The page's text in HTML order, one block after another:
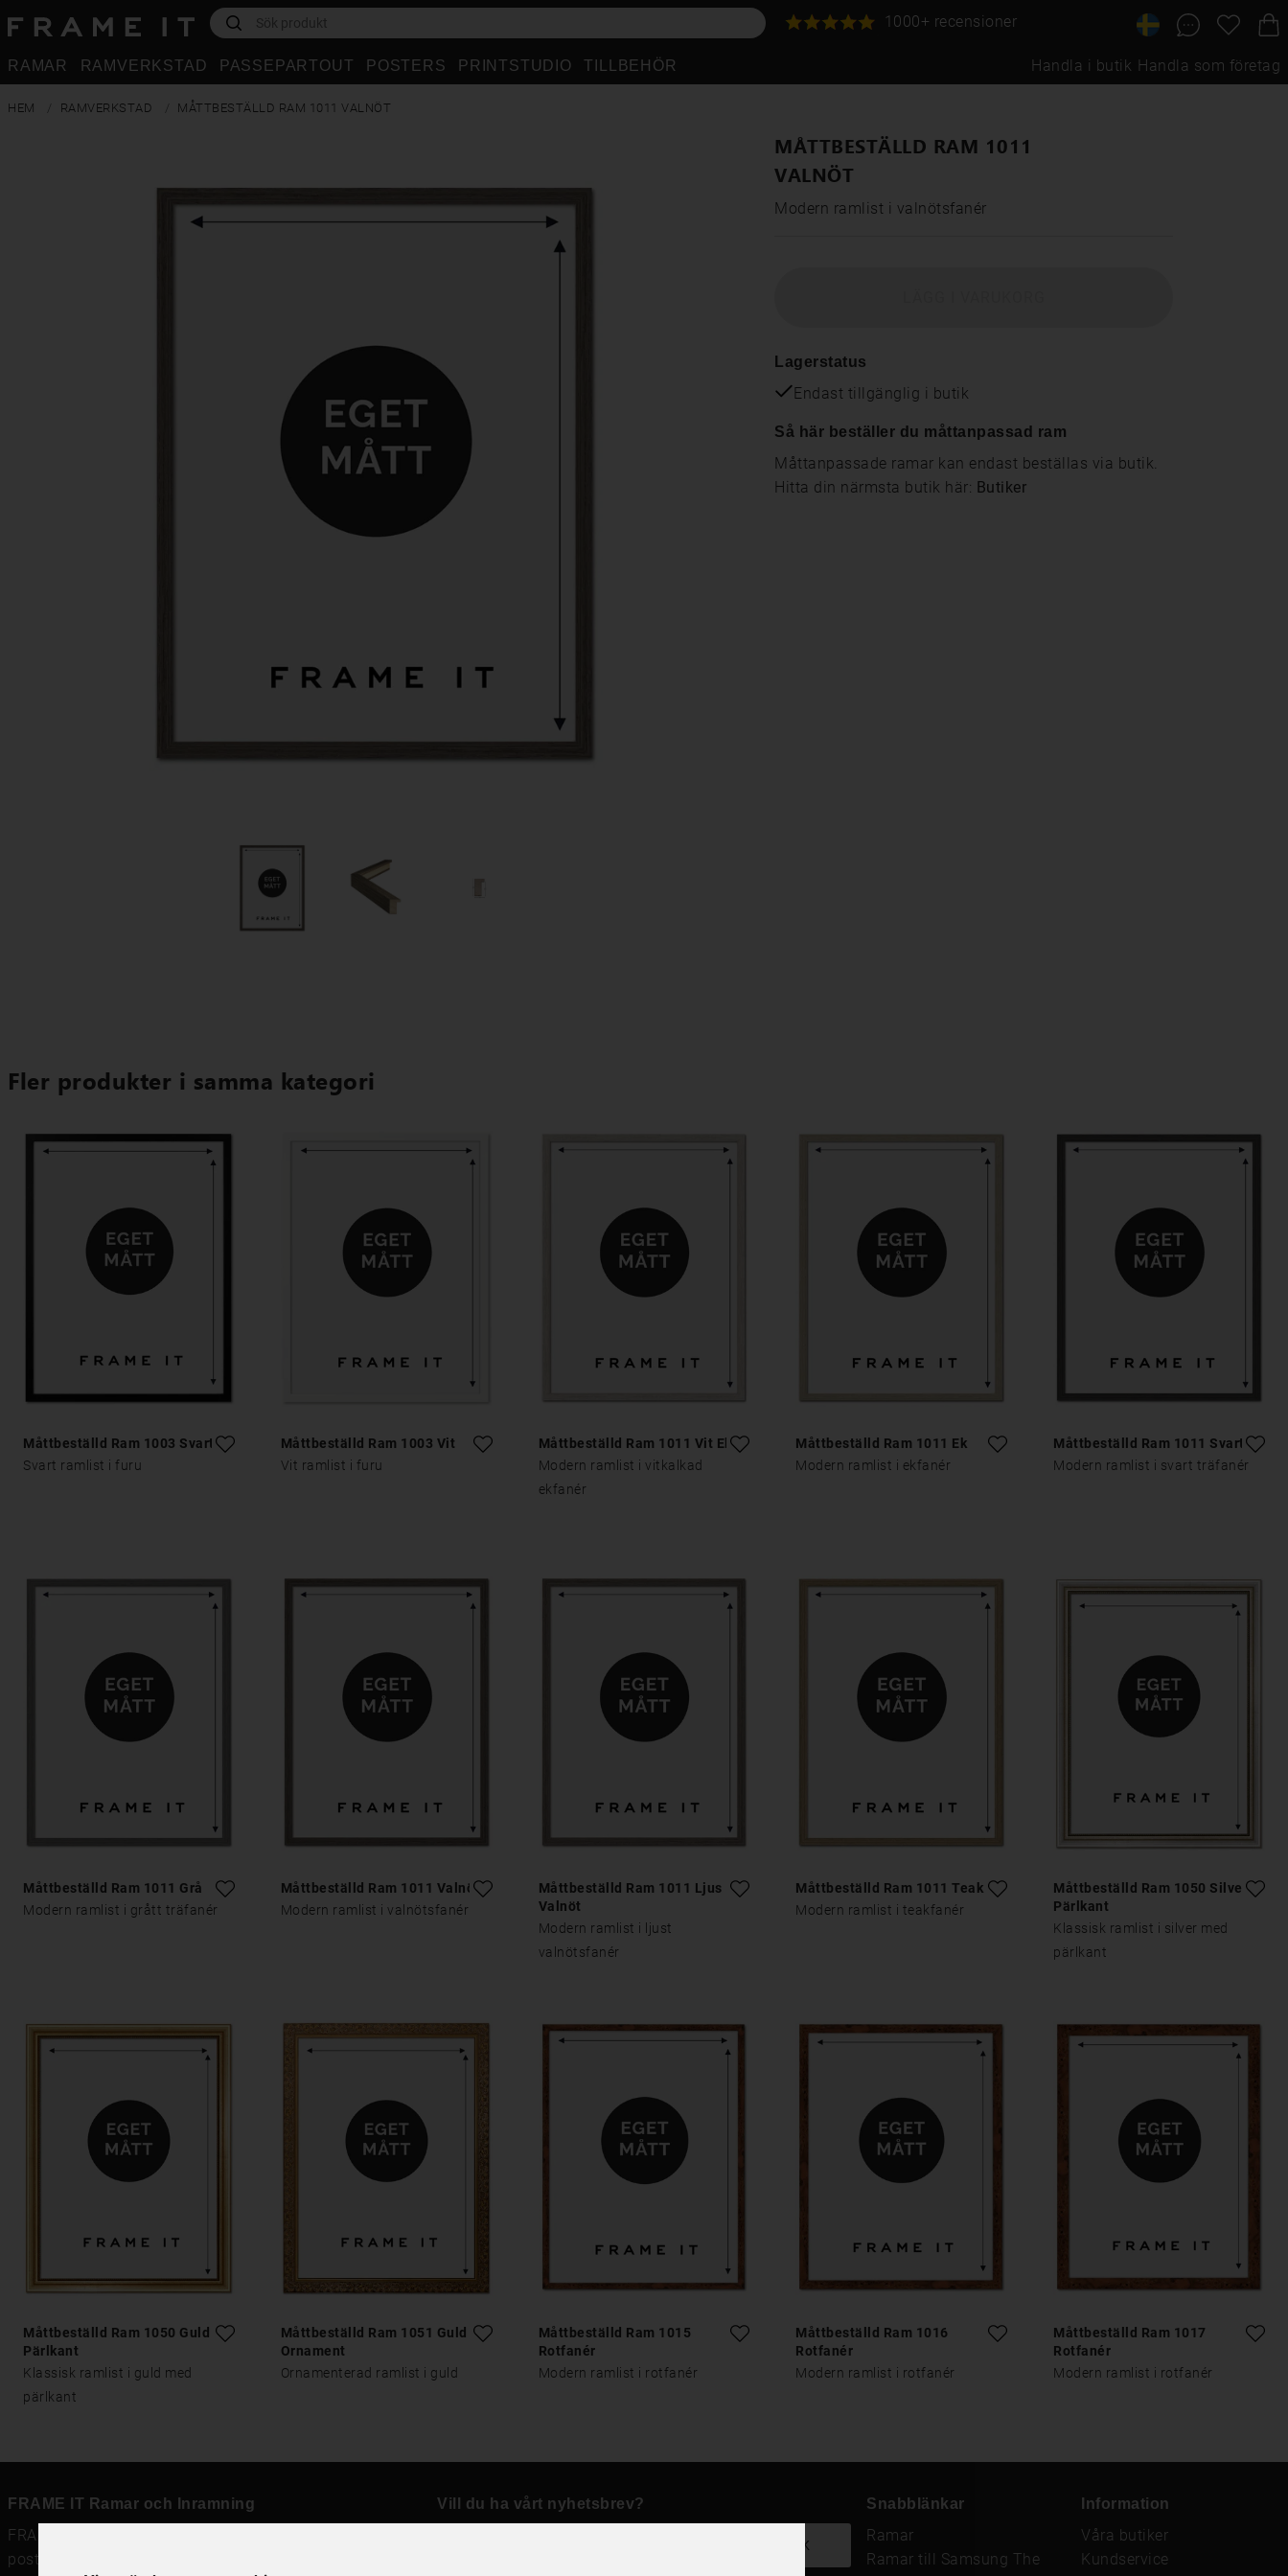
1000+ recensioner
RAMAR RAMVERKSTAD PASSEPARTOUT POSTERS PRINTSTUDIO TILLBEHÖR Handla i butik Handla som företag
HEM RAMVERKSTAD MÅTTBESTÄLLD RAM 1011 VALNÖT
MÅTTBESTÄLLD RAM 1011
VALNÖT
Modern ramlist i valnötsfanér
Lagerstatus
Endast tillgänglig i butik
Så här beställer du måttanpassad ram
Måttanpassade ramar kan endast beställas via butik.
Hitta din närmsta butik här: Butiker
Fler produkter i samma kategori
Måttbeställd Ram 1003 Svart
Svart ramlist i furu
Måttbeställd Ram 1003 Vit
Vit ramlist i furu
Måttbeställd Ram 1011 Vit Ek
Modern ramlist i vitkalkad
ekfanér
Måttbeställd Ram 1011 Ek
Modern ramlist i ekfanér
Måttbeställd Ram 1011 Svart
Modern ramlist i svart träfanér
Måttbeställd Ram 1011 Grå
Modern ramlist i grått träfanér
Måttbeställd Ram 1011 Valnöt
Modern ramlist i valnötsfanér
Måttbeställd Ram 1011 Ljus
Valnöt
Modern ramlist i ljust
valnötsfanér
Måttbeställd Ram 1011 Teak
Modern ramlist i teakfanér
Måttbeställd Ram 1050 Silver
Pärlkant
Klassisk ramlist i silver med
pärlkant
Måttbeställd Ram 1050 Guld
Pärlkant
Klassisk ramlist i guld med
pärlkant
Måttbeställd Ram 1051 Guld
Ornament
Ornamenterad ramlist i guld
Måttbeställd Ram 1015
Rotfanér
Modern ramlist i rotfanér
Måttbeställd Ram 1016
Rotfanér
Modern ramlist i rotfanér
Måttbeställd Ram 1017
Rotfanér
Modern ramlist i rotfanér
FRAME IT Ramar och Inramning
FRAME IT är en modern rambutik för
posters och prints
Vill du ha vårt nyhetsbrev?
OK
Snabblänkar
Ramar
Ramar till Samsung The
Information
Våra butiker
Kundservice